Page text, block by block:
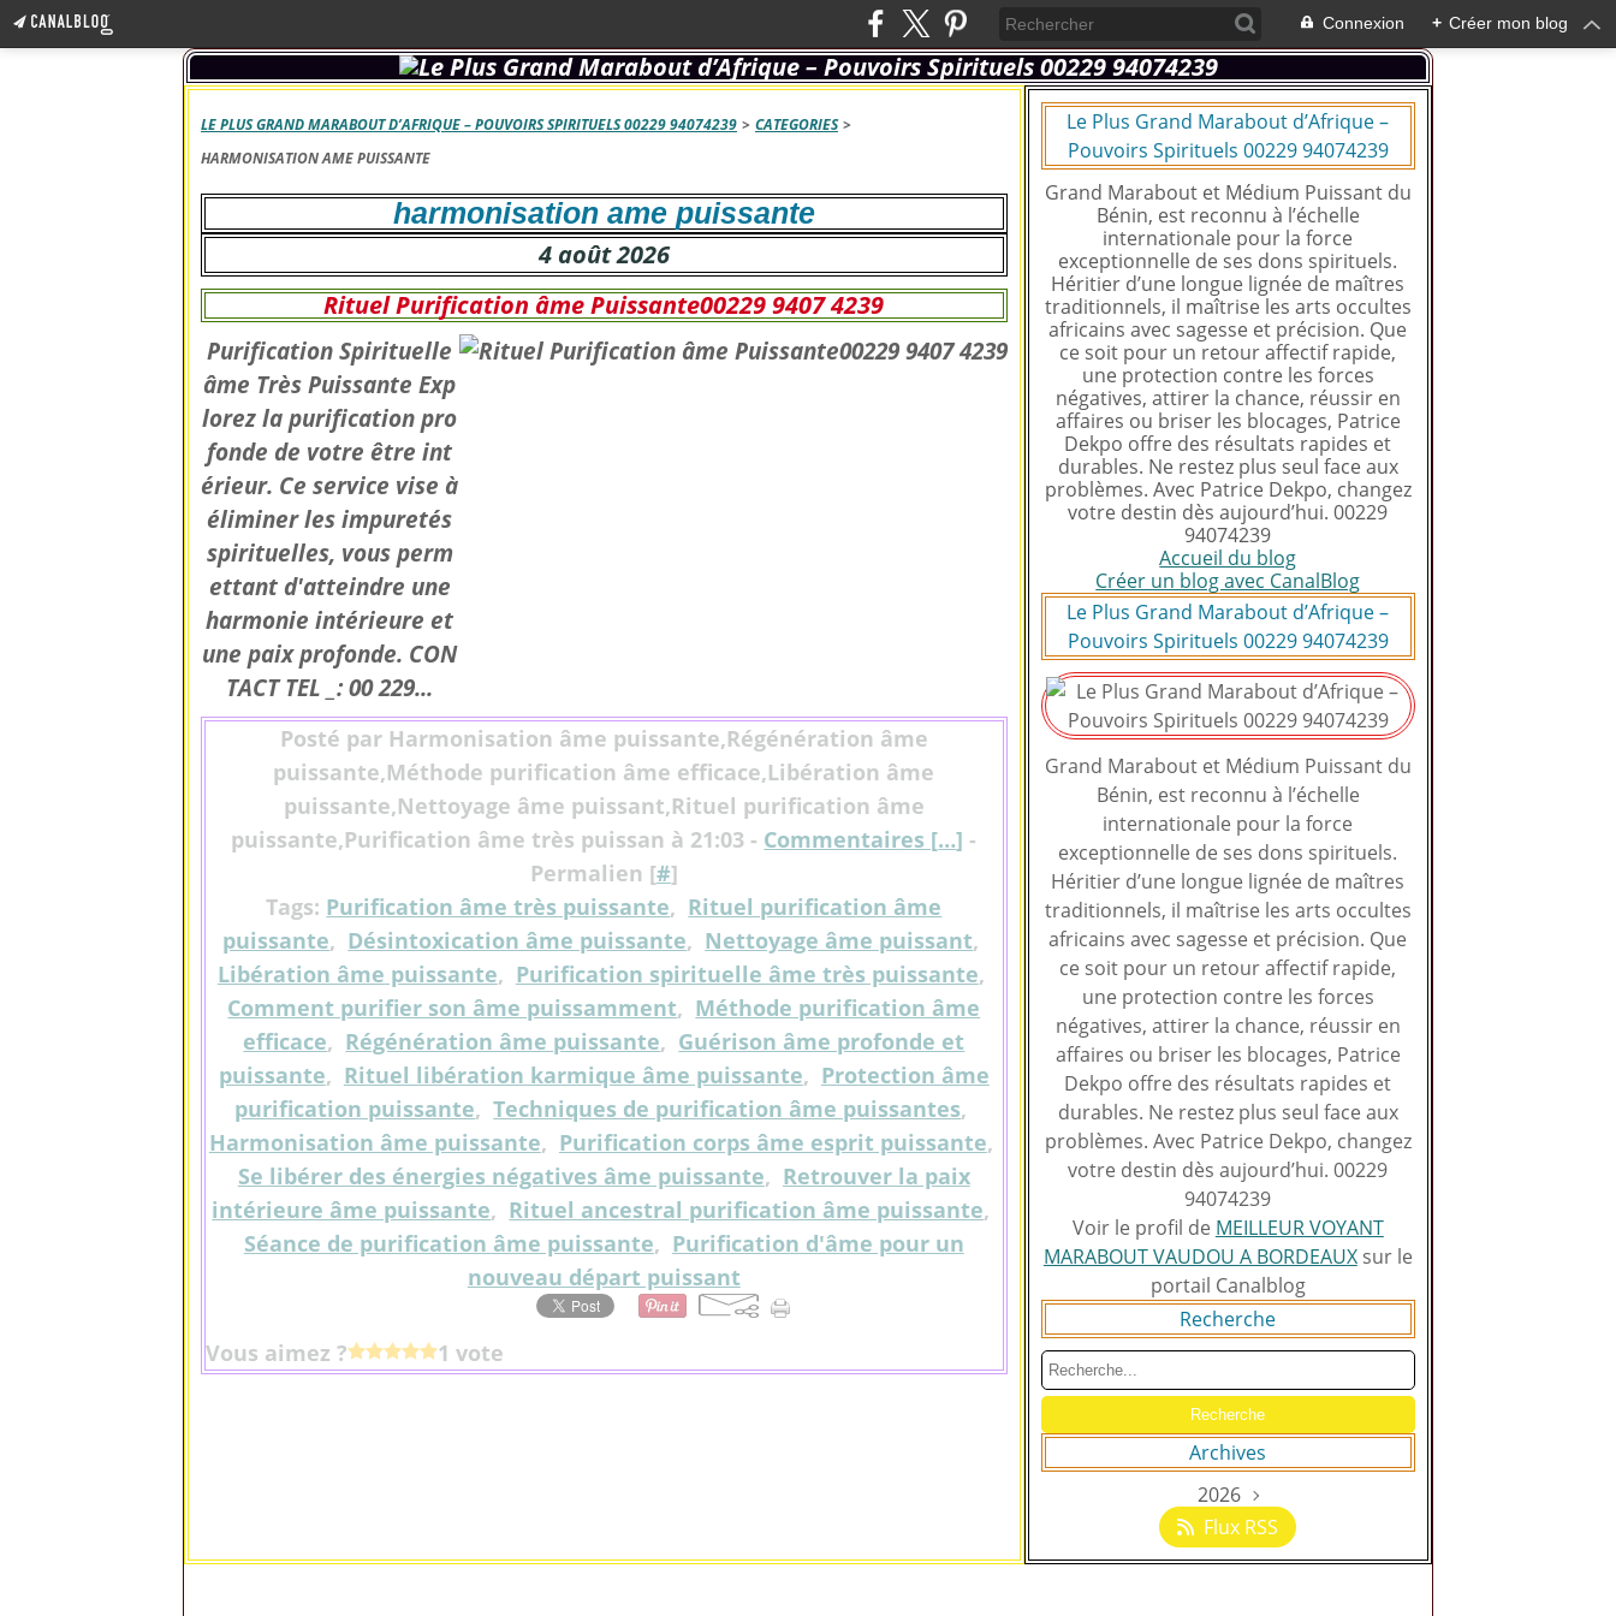
Connexion + Créer mon blog
LE PLUS GRAND MARABOUT D’AFRIQUE – POUVOIRS SPIRITUELS 00229 94074239 > CATEGORIES >
HARMONISATION AME PUISSANTE
harmonisation ame puissante
4 août 2026
Rituel Purification âme Puissante00229 9407 4239
Purification Spirituelle
âme Très Puissante Exp
lorez la purification pro
fonde de votre être int
érieur. Ce service vise à
éliminer les impuretés
spirituelles, vous perm
ettant d'atteindre une
harmonie intérieure et
une paix profonde. CON
TACT TEL _: 00 229...
Posté par Harmonisation âme puissante,Régénération âme
puissante,Méthode purification âme efficace,Libération âme
puissante,Nettoyage âme puissant,Rituel purification âme
puissante,Purification âme très puissan à 21:03 - Commentaires […] -
Permalien [#]
Tags: Purification âme très puissante, Rituel purification âme
puissante, Désintoxication âme puissante, Nettoyage âme puissant,
Libération âme puissante, Purification spirituelle âme très puissante,
Comment purifier son âme puissamment, Méthode purification âme
efficace, Régénération âme puissante, Guérison âme profonde et
puissante, Rituel libération karmique âme puissante, Protection âme
purification puissante,Techniques de purification âme puissantes,
Harmonisation âme puissante, Purification corps âme esprit puissante,
Se libérer des énergies négatives âme puissante, Retrouver la paix
intérieure âme puissante, Rituel ancestral purification âme puissante,
Séance de purification âme puissante, Purification d'âme pour un
nouveau départ puissant
Vous aimez ? 1 vote
Le Plus Grand Marabout d’Afrique –
Pouvoirs Spirituels 00229 94074239
Grand Marabout et Médium Puissant du
Bénin, est reconnu à l’échelle
internationale pour la force
exceptionnelle de ses dons spirituels.
Héritier d’une longue lignée de maîtres
traditionnels, il maîtrise les arts occultes
africains avec sagesse et précision. Que
ce soit pour un retour affectif rapide,
une protection contre les forces
négatives, attirer la chance, réussir en
affaires ou briser les blocages, Patrice
Dekpo offre des résultats rapides et
durables. Ne restez plus seul face aux
problèmes. Avec Patrice Dekpo, changez
votre destin dès aujourd’hui. 00229
94074239
Accueil du blog
Créer un blog avec CanalBlog
Le Plus Grand Marabout d’Afrique –
Pouvoirs Spirituels 00229 94074239
Grand Marabout et Médium Puissant du
Bénin, est reconnu à l’échelle
internationale pour la force
exceptionnelle de ses dons spirituels.
Héritier d’une longue lignée de maîtres
traditionnels, il maîtrise les arts occultes
africains avec sagesse et précision. Que
ce soit pour un retour affectif rapide,
une protection contre les forces
négatives, attirer la chance, réussir en
affaires ou briser les blocages, Patrice
Dekpo offre des résultats rapides et
durables. Ne restez plus seul face aux
problèmes. Avec Patrice Dekpo, changez
votre destin dès aujourd’hui. 00229
94074239
Voir le profil de MEILLEUR VOYANT
MARABOUT VAUDOU A BORDEAUXsur le
portail Canalblog
Recherche
Archives
2026
Août(129)
Flux RSS